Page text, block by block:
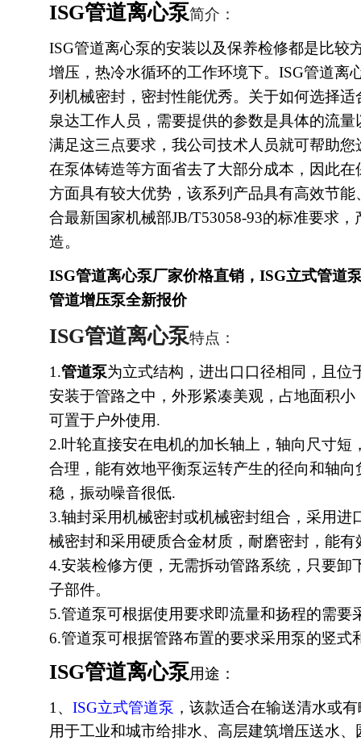
ISG管道离心泵简介：
ISG管道离心泵的安装以及保养检修都是比较
增压，热冷水循环的工作环境下。ISG管道离
列机械密封，密封性能优秀。关于如何选择
泉达工作人员，需要提供的参数是具体的流
满足这三点要求，我公司技术人员就可帮助
在泵体铸造等方面省去了大部分成本，因此
方面具有较大优势，该系列产品具有高效节
合最新国家机械部JB/T53058-93的标准要求
造。
ISG管道离心泵厂家价格直销， ISG立式管道
管道增压泵全新报价
ISG管道离心泵特点：
1.管道泵为立式结构，进出口口径相同，且位
安装于管路之中，外形紧凑美观，占地面积
可置于户外使用.
2.叶轮直接安在电机的加长轴上，轴向尺寸短
合理，能有效地平衡泵运转产生的径向和轴
稳，振动噪音很低.
3.轴封采用机械密封或机械密封组合，采用进
械密封和采用硬质合金材质，耐磨密封，能
4.安装检修方便，无需拆动管路系统，只要卸
子部件。
5.管道泵可根据使用要求即流量和扬程的需要
6.管道泵可根据管路布置的要求采用泵的竖式
ISG管道离心泵用途：
1、 ISG立式管道泵 ，该款适合在输送清水或
用于工业和城市给排水、高层建筑增压送水